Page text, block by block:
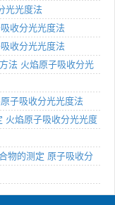
光光度法
收分光光度法
收分光光度法
法 火焰原子吸收分光
子吸收分光光度法
火焰原子吸收分光光度
物的测定 原子吸收分